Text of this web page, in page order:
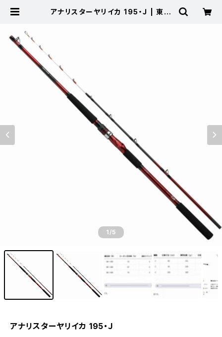
アナリスターヤリイカ 195・Ｊ | 東海
1/5
アナリスターヤリイカ 195・Ｊ